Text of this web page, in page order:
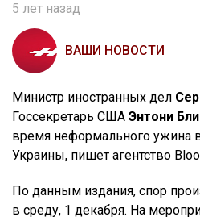
5 лет назад
ВАШИ НОВОСТИ
Министр иностранных дел
Госсекретарь США Энтони
время неформального ужина
Украины, пишет агентство
По данным издания, спор
в среду, 1 декабря. На